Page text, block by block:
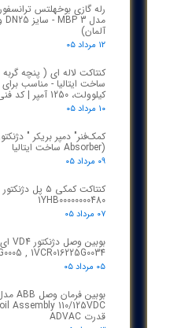
آلمان)
۱۲ مرداد ۰۵
کیلوولت، 1250 آمپر | کد فنی 1YHB00000000109
۱۰ مرداد ۰۵
Absorber) ساخت ایتالیا
۰۹ مرداد ۰۵
1YHB00000000480
۰۷ مرداد ۰۵
, 1VCR016225G0034
۰۵ مرداد ۰۵
قدرت ADVAC